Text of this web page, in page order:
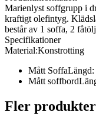
Marienlyst soffgrupp i
kraftigt olefintyg.
består av 1 soffa, 2
Specifikationer
Material:Konstrotting
Mått Soffa
Mått soffbord
Fler